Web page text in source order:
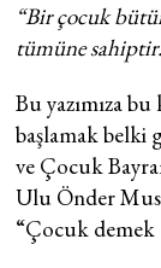
“Bir çocuk
tümüne
Bu yazımıza
başlamak belki
ve Çocuk
Ulu Önder
“Çocuk